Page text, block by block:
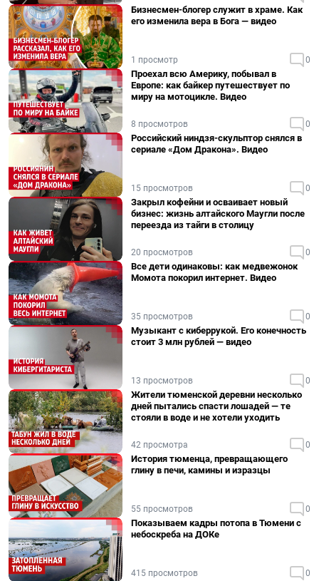
Бизнесмен-блогер служит в храме. Как
его изменила вера в Бога — видео
1 просмотр 0
Проехал всю Америку, побывал в
Европе: как байкер путешествует по
миру на мотоцикле. Видео
8 просмотров 0
Российский ниндзя-скульптор снялся в
сериале «Дом Дракона». Видео
15 просмотров 0
Закрыл кофейни и осваивает новый
бизнес: жизнь алтайского Маугли после
переезда из тайги в столицу
20 просмотров 0
Все дети одинаковы: как медвежонок
Момота покорил интернет. Видео
35 просмотров 0
Музыкант с киберрукой. Его конечность
стоит 3 млн рублей — видео
13 просмотров 0
Жители тюменской деревни несколько
дней пытались спасти лошадей — те
стояли в воде и не хотели уходить
42 просмотра 0
История тюменца, превращающего
глину в печи, камины и изразцы
55 просмотров 0
Показываем кадры потопа в Тюмени с
небоскреба на ДОКе
415 просмотров 0